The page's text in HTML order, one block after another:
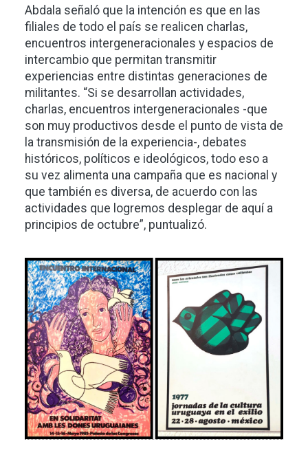
Abdala señaló que la intención es que en las
filiales de todo el país se realicen charlas,
encuentros intergeneracionales y espacios de
intercambio que permitan transmitir
experiencias entre distintas generaciones de
militantes. “Si se desarrollan actividades,
charlas, encuentros intergeneracionales -que
son muy productivos desde el punto de vista de
la transmisión de la experiencia-, debates
históricos, políticos e ideológicos, todo eso a
su vez alimenta una campaña que es nacional y
que también es diversa, de acuerdo con las
actividades que logremos desplegar de aquí a
principios de octubre”, puntualizó.
Imagen